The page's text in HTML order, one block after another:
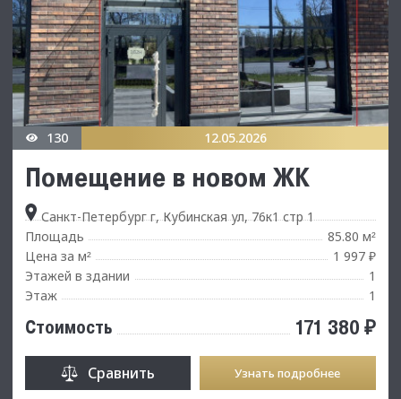
130 12.05.2026
Помещение в новом ЖК
Санкт-Петербург г, Кубинская ул, 76к1 стр 1
Площадь
85.80 м²
Цена за м²
1 997 ₽
Этажей в здании
1
Этаж
1
Стоимость 171 380 ₽
Сравнить Узнать подробнее